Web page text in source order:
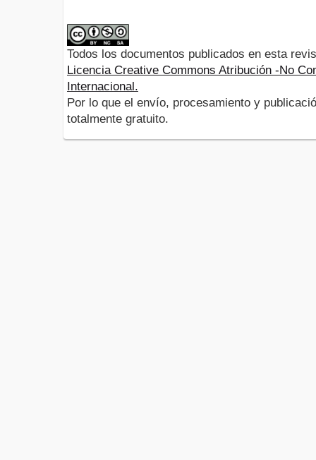
Todos los documentos publicados en esta
Licencia Creative Commons Atribución -No
Internacional.
Por lo que el envío, procesamiento y
totalmente gratuito.